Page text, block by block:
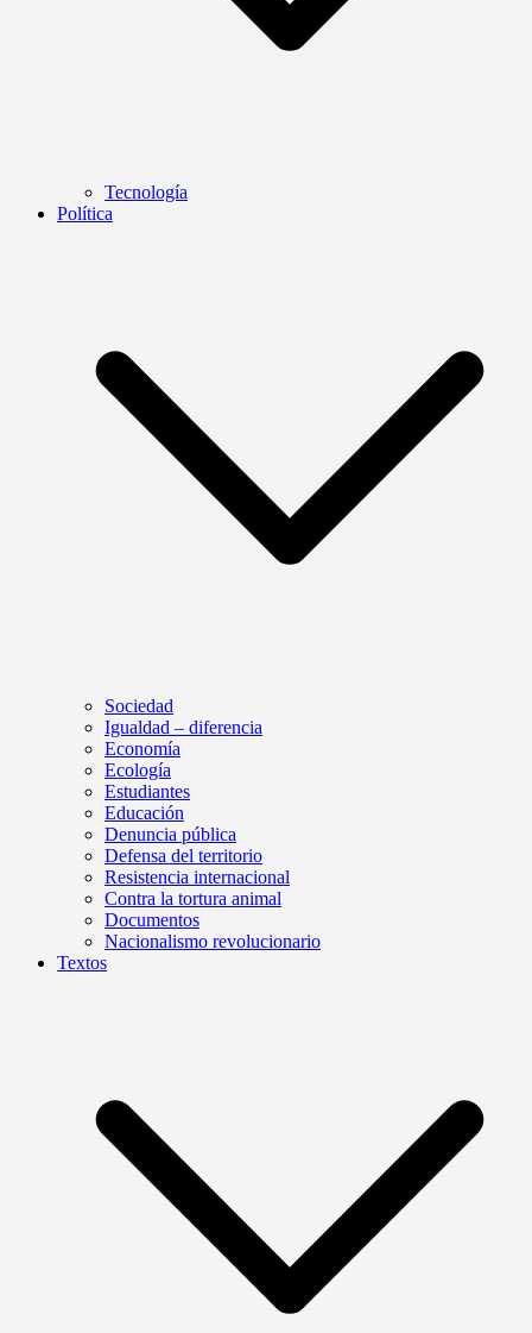
Tecnología
Política
Sociedad
Igualdad – diferencia
Economía
Ecología
Estudiantes
Educación
Denuncia pública
Defensa del territorio
Resistencia internacional
Contra la tortura animal
Documentos
Nacionalismo revolucionario
Textos